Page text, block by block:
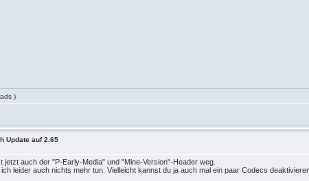
)
Update auf 2.65
jetzt auch der "P-Early-Media" und "Mine-Version"-Header weg.
leider auch nichts mehr tun. Vielleicht kannst du ja auch mal ein paar Codecs